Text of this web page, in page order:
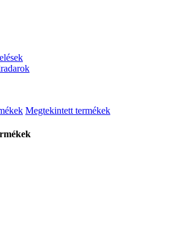
Megtekintett termékek